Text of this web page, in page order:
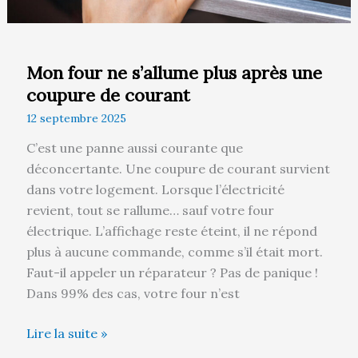
Mon four ne s’allume plus après une
coupure de courant
12 septembre 2025
C’est une panne aussi courante que
déconcertante. Une coupure de courant survient
dans votre logement. Lorsque l’électricité
revient, tout se rallume… sauf votre four
électrique. L’affichage reste éteint, il ne répond
plus à aucune commande, comme s’il était mort.
Faut-il appeler un réparateur ? Pas de panique !
Dans 99% des cas, votre four n’est
Lire la suite »